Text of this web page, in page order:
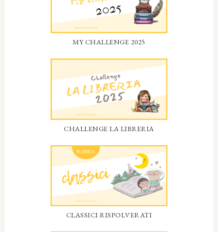
MY CHALLENGE 2025
CHALLENGE LA LIBRERIA
CLASSICI RISPOLVERATI